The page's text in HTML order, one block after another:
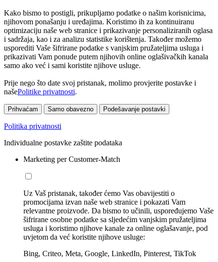
Kako bismo to postigli, prikupljamo podatke o našim korisnicima,
njihovom ponašanju i uređajima. Koristimo ih za kontinuiranu
optimizaciju naše web stranice i prikazivanje personaliziranih oglasa
i sadržaja, kao i za analizu statistike korištenja. Također možemo
usporediti Vaše šifrirane podatke s vanjskim pružateljima usluga i
prikazivati Vam ponude putem njihovih online oglašivačkih kanala
samo ako već i sami koristite njihove usluge.
Prije nego što date svoj pristanak, molimo provjerite postavke i
našePolitike privatnosti.
Prihvaćam Samo obavezno Podešavanje postavki
Politika privatnosti
Individualne postavke zaštite podataka
Marketing per Customer-Match
Uz Vaš pristanak, također ćemo Vas obavijestiti o
promocijama izvan naše web stranice i pokazati Vam
relevantne proizvode. Da bismo to učinili, uspoređujemo Vaše
šifrirane osobne podatke sa sljedećim vanjskim pružateljima
usluga i koristimo njihove kanale za online oglašavanje, pod
uvjetom da već koristite njihove usluge:
Bing, Criteo, Meta, Google, LinkedIn, Pinterest, TikTok